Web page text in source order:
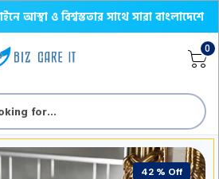
সাথে সারা বাংলাদেশে হোম
0
42 % Off